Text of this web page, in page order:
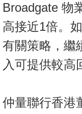
Broadgate 物
高接近1倍。
有關策略，繼
入可提供較高
仲量聯行香港